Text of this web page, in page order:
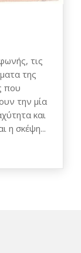
τις
της
που
την μία
και
η σκέψη...